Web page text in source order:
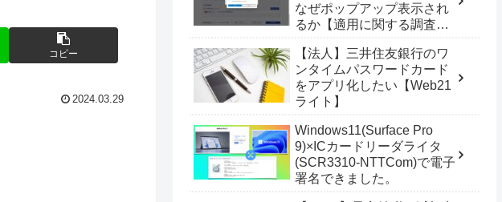
コピー
2024.03.29
なぜポップアップ表示され
るか【適用に関する調査
【法人】三井住友銀行のワ
ンタイムパスワードカード
をアプリ化したい【Web21
ライト】
Windows11(Surface Pro
9)×ICカードリーダライタ
(SCR3310-NTTCom)で電子
署名できました。